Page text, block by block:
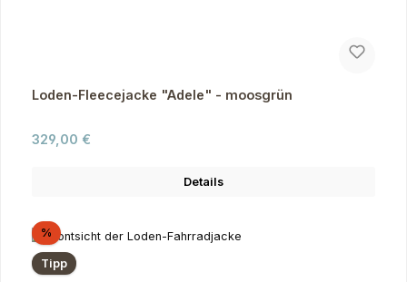
Loden-Fleecejacke "Adele" - moosgrün
Regulärer Preis:
329,00 €
Details
%Rabatt
Tipp